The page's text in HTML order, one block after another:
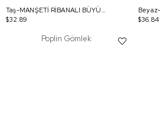
Taş-MANŞETİ RİBANALI BÜYÜK CEPLİ GÖMLEK
$32.89
$36.84
Poplin Gömlek